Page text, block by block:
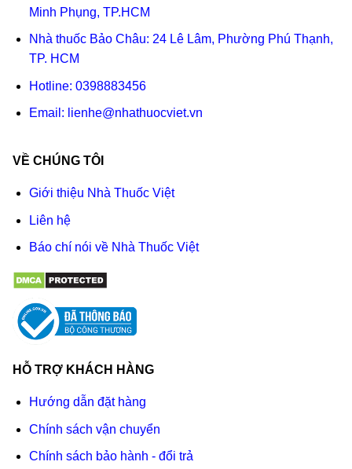
Minh Phụng, TP.HCM
Nhà thuốc Bảo Châu: 24 Lê Lâm, Phường Phú Thạnh,
TP. HCM
Hotline: 0398883456
Email: lienhe@nhathuocviet.vn
VỀ CHÚNG TÔI
Giới thiệu Nhà Thuốc Việt
Liên hệ
Báo chí nói về Nhà Thuốc Việt
HỖ TRỢ KHÁCH HÀNG
Hướng dẫn đặt hàng
Chính sách vận chuyển
Chính sách bảo hành - đổi trả